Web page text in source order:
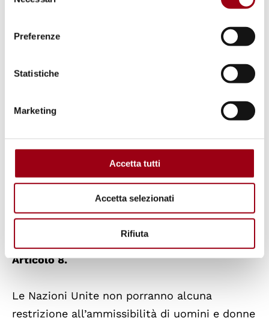
Preferenze
Statistiche
Marketing
Accetta tutti
Accetta selezionati
Rifiuta
Nazioni Unite: un’Assemblea Generale, un
Consiglio di Sicurezza, un Consiglio
Economico e Sociale, un Consiglio di
Amministrazione Fiduciaria, una Corte
Internazionale di Giustizia, ed un Segretariato.
Articolo 8.
Le Nazioni Unite non porranno alcuna
restrizione all’ammissibilità di uomini e donne